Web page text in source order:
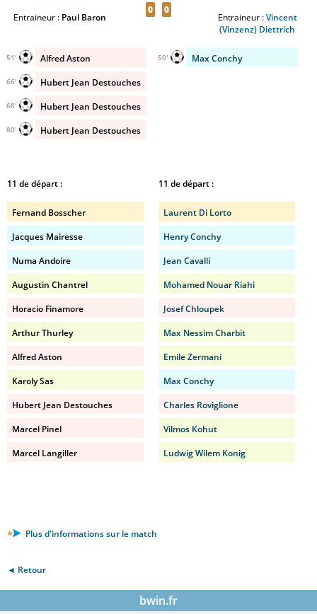
Entraineur : Paul Baron
0 0
Entraineur :Vincent
(Vinzenz) Diettrich
Alfred Aston
51'
Hubert Jean Destouches
66'
Hubert Jean Destouches
68'
Hubert Jean Destouches
80'
Max Conchy
50'
11 de départ :
Fernand Bosscher
Jacques Mairesse
Numa Andoire
Augustin Chantrel
Horacio Finamore
Arthur Thurley
Alfred Aston
Karoly Sas
Hubert Jean Destouches
Marcel Pinel
Marcel Langiller
11 de départ :
Laurent Di Lorto
Henry Conchy
Jean Cavalli
Mohamed Nouar Riahi
Josef Chloupek
Max Nessim Charbit
Emile Zermani
Max Conchy
Charles Roviglione
Vilmos Kohut
Ludwig Wilem Konig
Plus d'informations sur le match
◄ Retour
bwin.fr